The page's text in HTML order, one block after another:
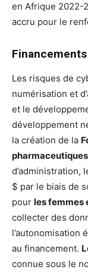
en Afrique 2022-
accru pour le
Les risques de
numérisation et
et le
développement
la création de la
d’administration,
$ par le biais de
pour les femmes
collecter des
l’autonomisation
au financement.
connue sous le